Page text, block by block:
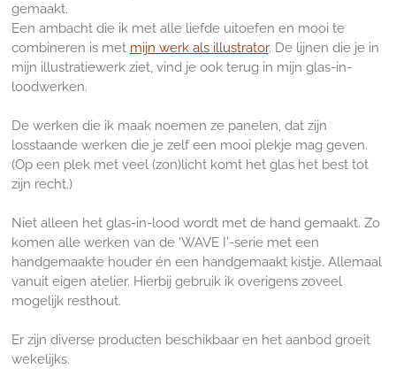
gemaakt.
Een ambacht die ik met alle liefde uitoefen en mooi te
combineren is met mijn werk als illustrator. De lijnen die je in
mijn illustratiewerk ziet, vind je ook terug in mijn glas-in-
loodwerken.
De werken die ik maak noemen ze panelen, dat zijn
losstaande werken die je zelf een mooi plekje mag geven.
(Op een plek met veel (zon)licht komt het glas het best tot
zijn recht.)
Niet alleen het glas-in-lood wordt met de hand gemaakt. Zo
komen alle werken van de 'WAVE I'-serie met een
handgemaakte houder én een handgemaakt kistje. Allemaal
vanuit eigen atelier. Hierbij gebruik ik overigens zoveel
mogelijk resthout.
Er zijn diverse producten beschikbaar en het aanbod groeit
wekelijks.